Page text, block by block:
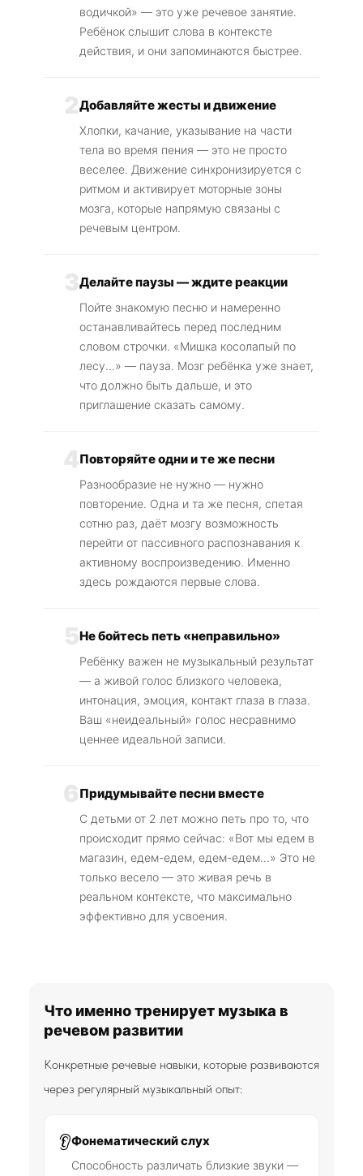
водичкой» — это уже речевое занятие.
Ребёнок слышит слова в контексте
действия, и они запоминаются быстрее.
Добавляйте жесты и движение
Хлопки, качание, указывание на части
тела во время пения — это не просто
веселее. Движение синхронизируется с
ритмом и активирует моторные зоны
мозга, которые напрямую связаны с
речевым центром.
Делайте паузы — ждите реакции
Пойте знакомую песню и намеренно
останавливайтесь перед последним
словом строчки. «Мишка косолапый по
лесу...» — пауза. Мозг ребёнка уже знает,
что должно быть дальше, и это
приглашение сказать самому.
Повторяйте одни и те же песни
Разнообразие не нужно — нужно
повторение. Одна и та же песня, спетая
сотню раз, даёт мозгу возможность
перейти от пассивного распознавания к
активному воспроизведению. Именно
здесь рождаются первые слова.
Не бойтесь петь «неправильно»
Ребёнку важен не музыкальный результат
— а живой голос близкого человека,
интонация, эмоция, контакт глаза в глаза.
Ваш «неидеальный» голос несравнимо
ценнее идеальной записи.
Придумывайте песни вместе
С детьми от 2 лет можно петь про то, что
происходит прямо сейчас: «Вот мы едем в
магазин, едем-едем, едем-едем...» Это не
только весело — это живая речь в
реальном контексте, что максимально
эффективно для усвоения.
Что именно тренирует музыка в
речевом развитии
Конкретные речевые навыки, которые развиваются
через регулярный музыкальный опыт:
👂Фонематический слух
Способность различать близкие звуки —